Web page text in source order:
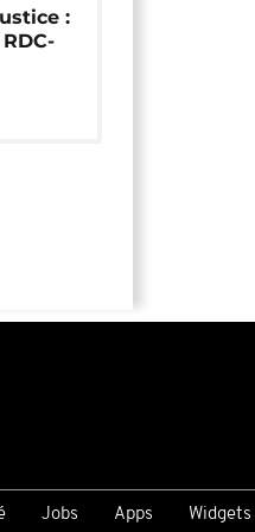
:
Jobs Apps Widgets